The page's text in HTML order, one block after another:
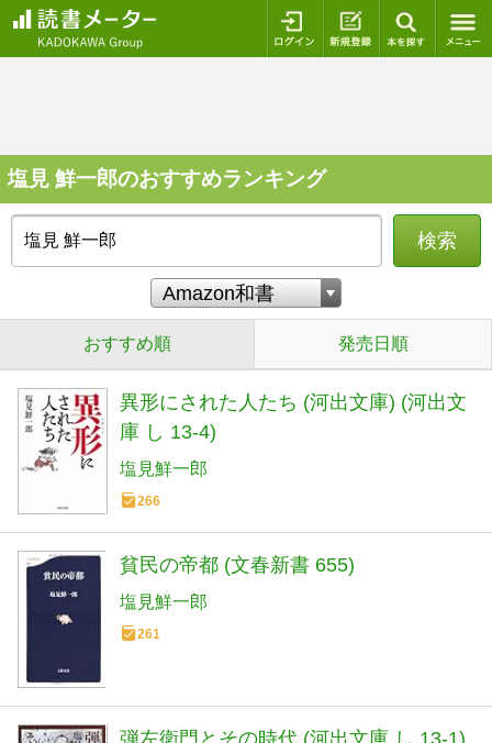
ログイン 新規登録
塩見 鮮一郎のおすすめランキング
検索
おすすめ順 発売日順
異形にされた人たち (河出文庫) (河出文
庫 し 13-4)
塩見鮮一郎
266
貧民の帝都 (文春新書 655)
塩見鮮一郎
261